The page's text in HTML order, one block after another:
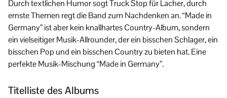
Durch textlichen Humor sogt Truck Stop für Lacher, durch
ernste Themen regt die Band zum Nachdenken an. “Made in
Germany” ist aber kein knallhartes Country-Album, sondern
ein vielseitiger Musik-Allrounder, der ein bisschen Schlager, ein
bisschen Pop und ein bisschen Country zu bieten hat. Eine
perfekte Musik-Mischung “Made in Germany”.
Titelliste des Albums